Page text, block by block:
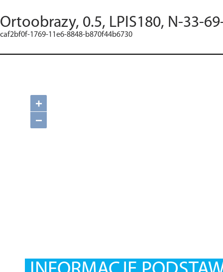
Ortoobrazy, 0.5, LPIS180, N-33-
caf2bf0f-1769-11e6-8848-b870f44b6730
+
−